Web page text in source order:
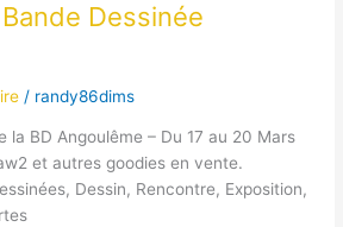
Dessinée
/ randy86dims
la BD Angoulême – Du 17 au 20 Mars
et autres goodies en vente.
Dessin, Rencontre, Exposition,